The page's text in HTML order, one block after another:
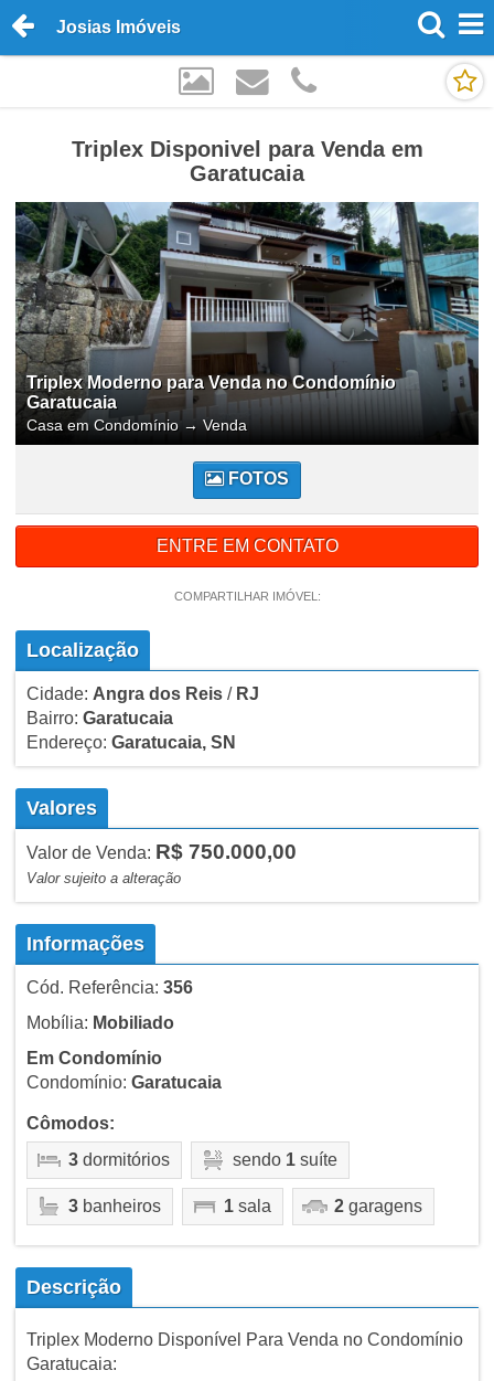
Josias Imóveis
Triplex Disponivel para Venda em
Garatucaia
Triplex Moderno para Venda no Condomínio
Garatucaia
Casa em Condomínio → Venda
FOTOS
ENTRE EM CONTATO
COMPARTILHAR IMÓVEL:
Localização
Cidade: Angra dos Reis/ RJ
Bairro: Garatucaia
Endereço: Garatucaia, SN
Valores
Valor de Venda: R$ 750.000,00
Valor sujeito a alteração
Informações
Cód. Referência: 356
Mobília: Mobiliado
Em Condomínio
Condomínio: Garatucaia
Cômodos:
3dormitórios sendo 1suíte
3banheiros 1sala 2garagens
Descrição
Triplex Moderno Disponível Para Venda no Condomínio
Garatucaia: